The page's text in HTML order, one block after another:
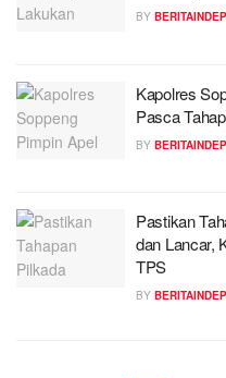
BY
Kapolres
Pasca
BY
Pastikan
dan Lancar,
TPS
BY